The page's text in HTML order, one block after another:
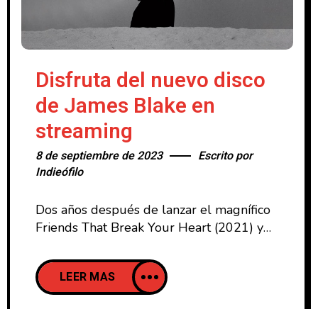
Disfruta del nuevo disco
de James Blake en
streaming
8 de septiembre de 2023
Escrito por
Indieófilo
Dos años después de lanzar el magnífico
Friends That Break Your Heart (2021) y
medio que van desde Rosalia, Flatbush
Zombies a Kanye West, el británico James
Blake vuelve a mostrar creaciones propias
LEER MAS